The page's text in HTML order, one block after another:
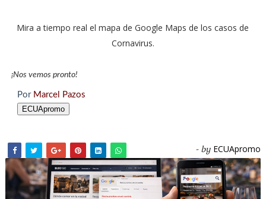
Mira a tiempo real el mapa de Google Maps de los casos de
Cornavirus.
¡Nos vemos pronto!
Por Marcel Pazos
ECUApromo
- by ECUApromo